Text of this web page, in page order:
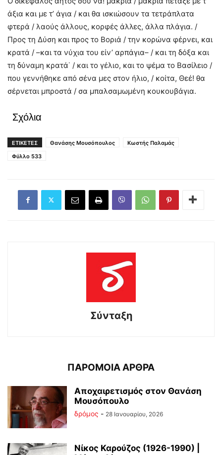
άξια και με τ’ άγια / και θα ισκιώσουν τα τετράπλατα
φτερά / λαούς άλλους, κορφές άλλες, άλλα πλάγια. /
Προς τη Δύση και προς το Βοριά / την κορώνα φέρνει, και
κρατά / –και τα νύχια του είν’ αρπάγια– / και τη δόξα και
τη δύναμη κρατά˙ / και το γέλιο, και το ψέμα το Βασίλειο /
που γεννήθηκε από σένα μες στον ήλιο, / κοίτα, Θεέ! θα
σέρνεται μπροστά / σα μπαλσαμωμένη κουκουβάγια.
Σχόλια
ΕΤΙΚΕΤΕΣ Θανάσης Μουσόπουλος
Κωστής Παλαμάς
Φύλλο 533
Σύνταξη
ΠΑΡΟΜΟΙΑ ΑΡΘΡΑ
Αποχαιρετισμός στον Θανάση
Μουσόπουλο
δρόμος - 28 Ιανουαρίου, 2026
Νίκος Καρούζος (1926-1990) |